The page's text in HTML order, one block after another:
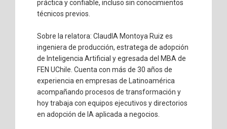
práctica y confiable, incluso sin conocimientos
técnicos previos.
Sobre la relatora: ClaudIA Montoya Ruiz es
ingeniera de producción, estratega de adopción
de Inteligencia Artificial y egresada del MBA de
FEN UChile. Cuenta con más de 30 años de
experiencia en empresas de Latinoamérica
acompañando procesos de transformación y
hoy trabaja con equipos ejecutivos y directorios
en adopción de IA aplicada a negocios.